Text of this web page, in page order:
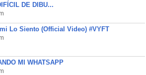
DE DIBU...
Lo Siento (Official Video) #VYFT
MI WHATSAPP